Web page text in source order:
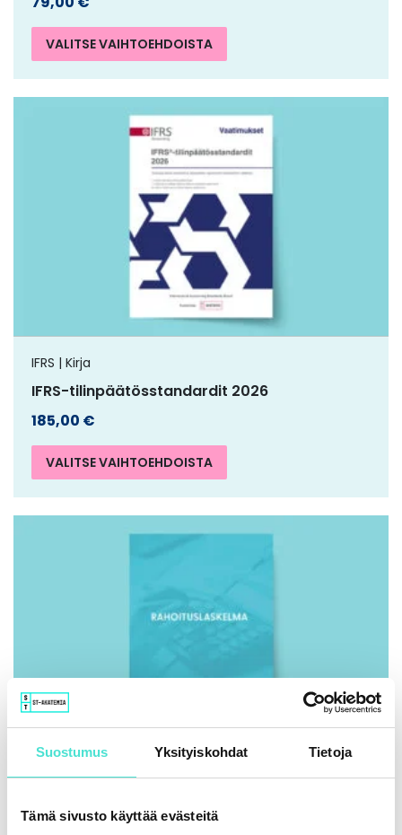
Suostumus Yksityiskohdat Tietoja
Tämä sivusto käyttää evästeitä
VALITSE VAIHTOEHDOISTA
IFRS | Kirja
IFRS-tilinpäätösstandardit 2026
185,00 €
VALITSE VAIHTOEHDOISTA
IFRS | Kirja
Rahoituslaskelma